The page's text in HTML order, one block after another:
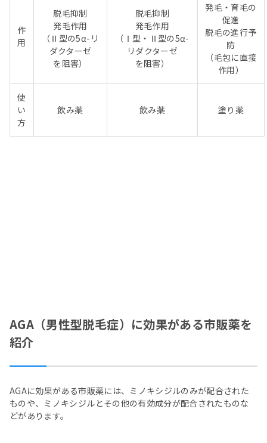
作
用
脱毛抑制
発毛作用
（Ⅱ型の5α-リ
ダクターゼ
を阻害）
脱毛抑制
発毛作用
（Ⅰ型・Ⅱ型の5α-
リダクターゼ
を阻害）
発毛・育毛の
促進
脱毛の進行予
防
（毛包に直接
作用）
使
い
方
飲み薬 飲み薬 塗り薬
AGA（男性型脱毛症）に効果がある市販薬を
紹介
AGAに効果がある市販薬には、ミノキシジルのみが配合された
ものや、ミノキシジルとその他の有効成分が配合されたものな
どがあります。